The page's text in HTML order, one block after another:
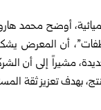
أوضح محمد
أن المعرض
مشيراً إلى أن
بهدف تعزيز ثقة